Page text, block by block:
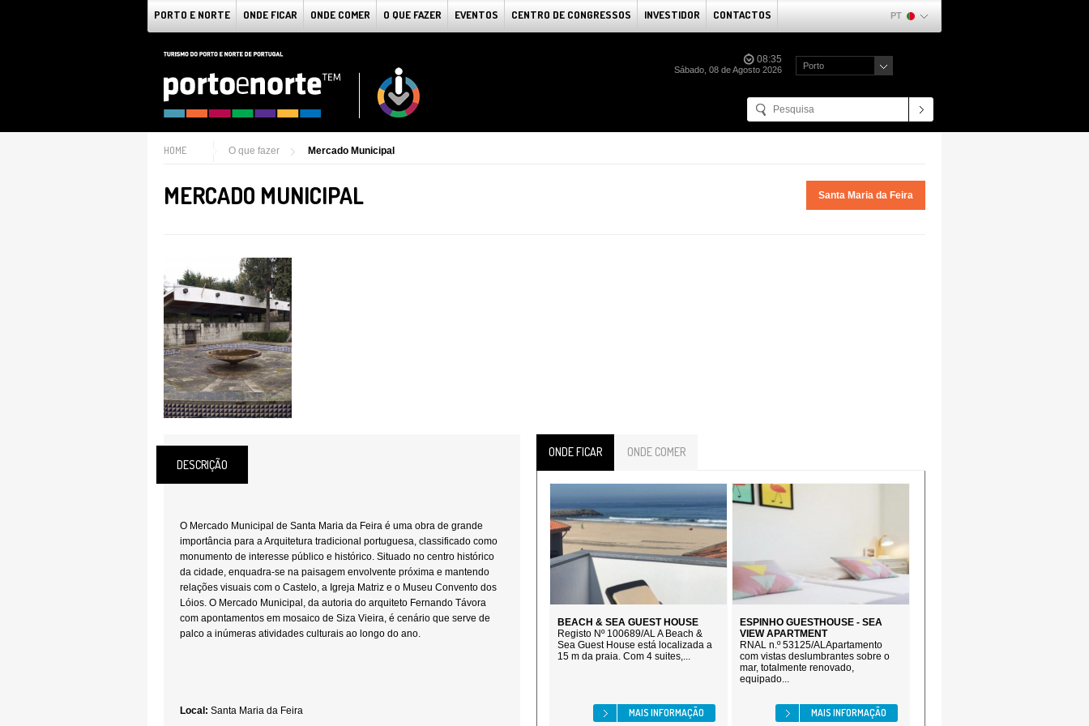
PORTO E NORTE ONDE FICAR ONDE COMER O QUE FAZER EVENTOS CENTRO DE CONGRESSOS INVESTIDOR CONTACTOS PT
08:35
Sábado, 08 de Agosto 2026 Porto
HOME O que fazer Mercado Municipal
MERCADO MUNICIPAL Santa Maria da Feira
DESCRIÇÃO
O Mercado Municipal de Santa Maria da Feira é uma obra de grande
importância para a Arquitetura tradicional portuguesa, classificado como
monumento de interesse público e histórico. Situado no centro histórico
da cidade, enquadra-se na paisagem envolvente próxima e mantendo
relações visuais com o Castelo, a Igreja Matriz e o Museu Convento dos
Lóios. O Mercado Municipal, da autoria do arquiteto Fernando Távora
com apontamentos em mosaico de Siza Vieira, é cenário que serve de
palco a inúmeras atividades culturais ao longo do ano.
Local: Santa Maria da Feira
ONDE FICAR ONDE COMER
BEACH & SEA GUEST HOUSE
Registo Nº 100689/AL A Beach &
Sea Guest House está localizada a
15 m da praia. Com 4 suites,...
MAIS INFORMAÇÃO
ESPINHO GUESTHOUSE - SEA
VIEW APARTMENT
RNAL n.º 53125/ALApartamento
com vistas deslumbrantes sobre o
mar, totalmente renovado,
equipado...
MAIS INFORMAÇÃO